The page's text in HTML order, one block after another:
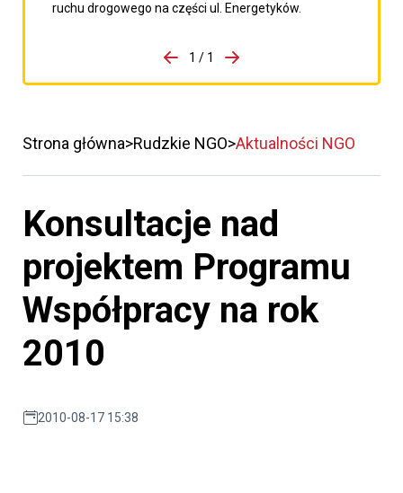
ruchu drogowego na części ul. Energetyków.
porzpedniego komunikatu
1 / 1
Przejdź do następnego
Strona główna Rudzkie NGO Aktualności NGO
Konsultacje nad
projektem Programu
Współpracy na rok
2010
2010-08-17 15:38